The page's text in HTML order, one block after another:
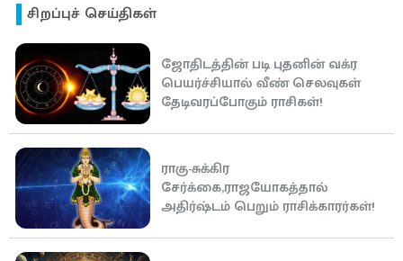
சிறப்புச் செய்திகள்
ஜோதிடத்தின் படி புதனின் வக்ர
பெயர்ச்சியால் வீண் செலவுகள்
தேடிவரப்போகும் ராசிகள்!
ராகு-சுக்கிர
சேர்க்கை,ராஜயோகத்தால்
அதிர்ஷ்டம் பெறும் ராசிக்காரர்கள்!